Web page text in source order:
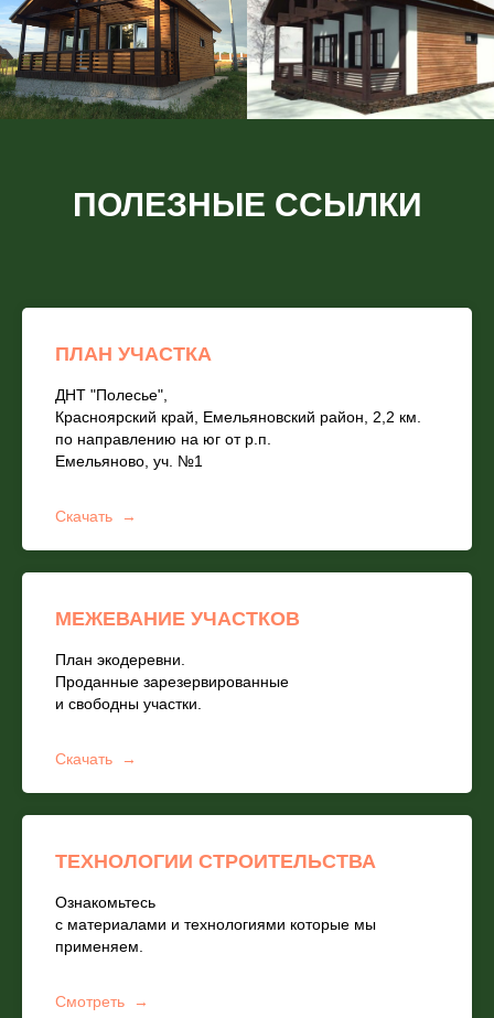
ПОЛЕЗНЫЕ ССЫЛКИ
ПЛАН УЧАСТКА
ДНТ "Полесье",
Красноярский край, Емельяновский район, 2,2 км.
по направлению на юг от р.п.
Емельяново, уч. №1
Скачать
МЕЖЕВАНИЕ УЧАСТКОВ
План экодеревни.
Проданные зарезервированные
и свободны участки.
Скачать
ТЕХНОЛОГИИ СТРОИТЕЛЬСТВА
Ознакомьтесь
с материалами и технологиями которые мы
применяем.
Смотреть